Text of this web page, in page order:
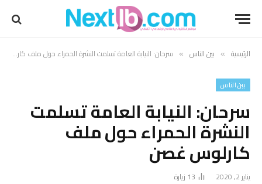
الرئيسية » بين الناس » سرحان: النيابة العامة تسلمت النشرة الحمراء حول ملف كارلوس غصن
بين الناس
سرحان: النيابة العامة تسلمت
النشرة الحمراء حول ملف
كارلوس غصن
يناير 2, 2020 13 زيارة